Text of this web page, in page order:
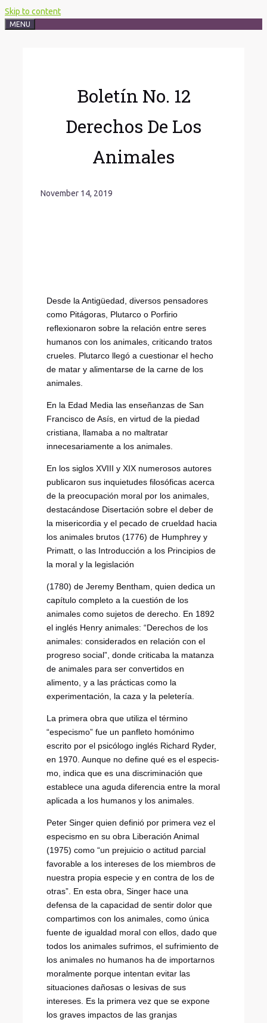
Skip to content
MENU
Boletín No. 12
Derechos De Los
Animales
November 14, 2019
Desde la Antigüedad, diversos pensadores
como Pitágoras, Plutarco o Porfirio
reflexionaron sobre la relación entre seres
humanos con los animales, criticando tratos
crueles. Plutarco llegó a cuestionar el hecho
de matar y alimentarse de la carne de los
animales.
En la Edad Media las enseñanzas de San
Francisco de Asís, en virtud de la piedad
cristiana, llamaba a no maltratar
innecesariamente a los animales.
En los siglos XVIII y XIX numerosos autores
publicaron sus inquietudes filosóficas acerca
de la preocupación moral por los animales,
destacándose Disertación sobre el deber de
la misericordia y el pecado de crueldad hacia
los animales brutos (1776) de Humphrey y
Primatt, o las Introducción a los Principios de
la moral y la legislación
(1780) de Jeremy Bentham, quien dedica un
capítulo completo a la cuestión de los
animales como sujetos de derecho. En 1892
el inglés Henry animales: “Derechos de los
animales: considerados en relación con el
progreso social”, donde criticaba la matanza
de animales para ser convertidos en
alimento, y a las prácticas como la
experimentación, la caza y la peletería.
La primera obra que utiliza el término
“especismo” fue un panfleto homónimo
escrito por el psicólogo inglés Richard Ryder,
en 1970. Aunque no define qué es el especis-
mo, indica que es una discriminación que
establece una aguda diferencia entre la moral
aplicada a los humanos y los animales.
Peter Singer quien definió por primera vez el
especismo en su obra Liberación Animal
(1975) como “un prejuicio o actitud parcial
favorable a los intereses de los miembros de
nuestra propia especie y en contra de los de
otras”. En esta obra, Singer hace una
defensa de la capacidad de sentir dolor que
compartimos con los animales, como única
fuente de igualdad moral con ellos, dado que
todos los animales sufrimos, el sufrimiento de
los animales no humanos ha de importarnos
moralmente porque intentan evitar las
situaciones dañosas o lesivas de sus
intereses. Es la primera vez que se expone
los graves impactos de las granjas